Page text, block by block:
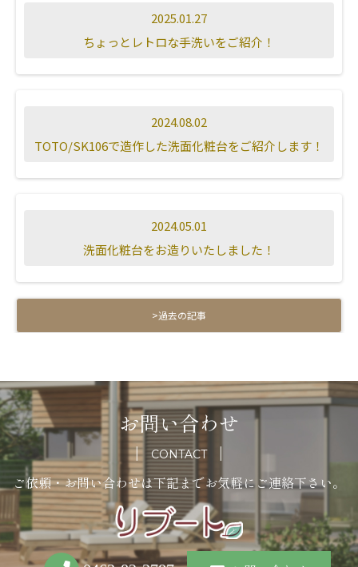
2025.01.27
ちょっとレトロな手洗いをご紹介！
2024.08.02
TOTO/SK106で造作した洗面化粧台をご紹介します！
2024.05.01
洗面化粧台をお造りいたしました！
>過去の記事
お問い合わせ
CONTACT
ご依頼・お問い合わせは下記までお気軽にご連絡下さい。